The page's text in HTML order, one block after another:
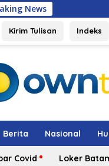
News
Kirim Tulisan Indeks
Berita Nasional
Covid Loker